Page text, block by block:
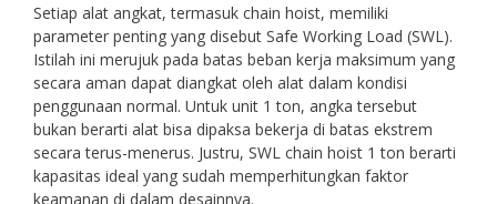
Setiap alat angkat, termasuk chain hoist, memiliki
parameter penting yang disebut Safe Working Load (SWL).
Istilah ini merujuk pada batas beban kerja maksimum yang
secara aman dapat diangkat oleh alat dalam kondisi
penggunaan normal. Untuk unit 1 ton, angka tersebut
bukan berarti alat bisa dipaksa bekerja di batas ekstrem
secara terus-menerus. Justru, SWL chain hoist 1 ton berarti
kapasitas ideal yang sudah memperhitungkan faktor
keamanan di dalam desainnya.